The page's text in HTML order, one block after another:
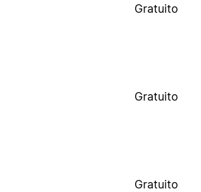
Gratuito
Gratuito
Gratuito